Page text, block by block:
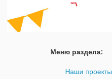
Меню раздела:
Наши проекты